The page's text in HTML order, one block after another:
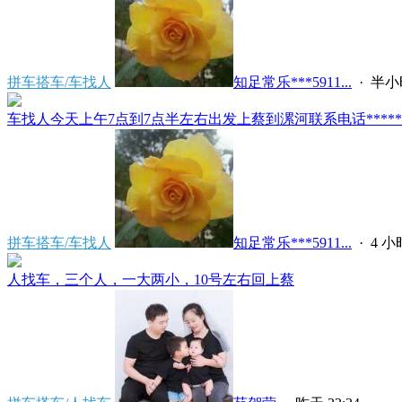
拼车搭车/车找人 知足常乐***5911... · 半
车找人今天上午7点到7点半左右出发上蔡到漯河联系电话
拼车搭车/车找人 知足常乐***5911... · 4 小
人找车，三个人，一大两小，10号左右回上蔡